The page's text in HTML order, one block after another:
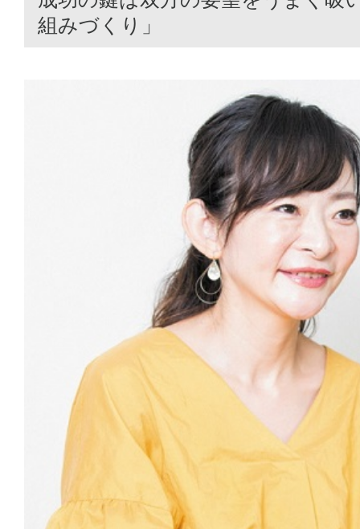
組みづくり」